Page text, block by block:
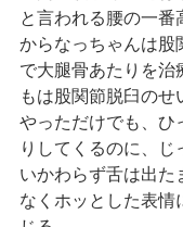
と言われる腰の一
からなっちゃんは股
で大腿骨あたりを治
もは股関節脱臼の
やっただけでも、ひ
りしてくるのに、
いかわらず舌は出た
なくホッとした表情